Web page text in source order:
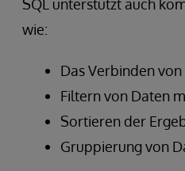
SQL unterstützt auch
wie:
Das Verbinden
Filtern von Daten
Sortieren der
Gruppierung von